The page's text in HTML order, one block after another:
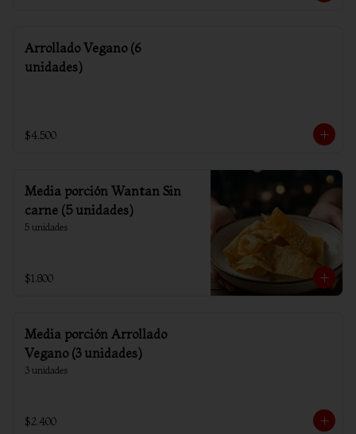
Arrollado Vegano (6
unidades)
$4.500
Media porción Wantan Sin
carne (5 unidades)
5 unidades
$1.800
Media porción Arrollado
Vegano (3 unidades)
3 unidades
$2.400